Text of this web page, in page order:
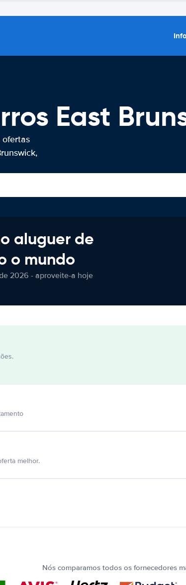
East
ofertas
aluguer de
o mundo
2026 - aproveite-a hoje
melhor.
Nós comparamos todos os fornecedores